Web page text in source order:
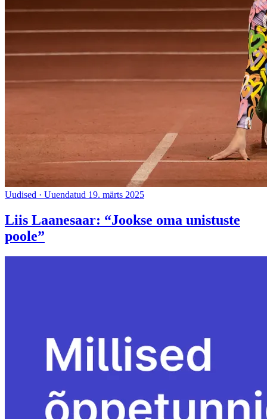
Uudised · Uuendatud 19. märts 2025
Liis Laanesaar: “Jookse oma unistuste
poole”